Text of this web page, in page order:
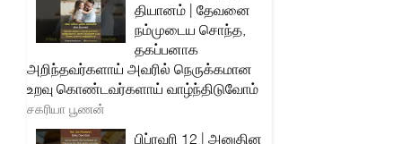
தியானம் | தேவனை
நம்முடைய சொந்த,
தகப்பனாக
அறிந்தவர்களாய் அவரில் நெருக்கமான
உறவு கொண்டவர்களாய் வாழ்ந்திடுவோம்
சகரியா பூணன்
பிப்ரவரி 12 | அனுதின